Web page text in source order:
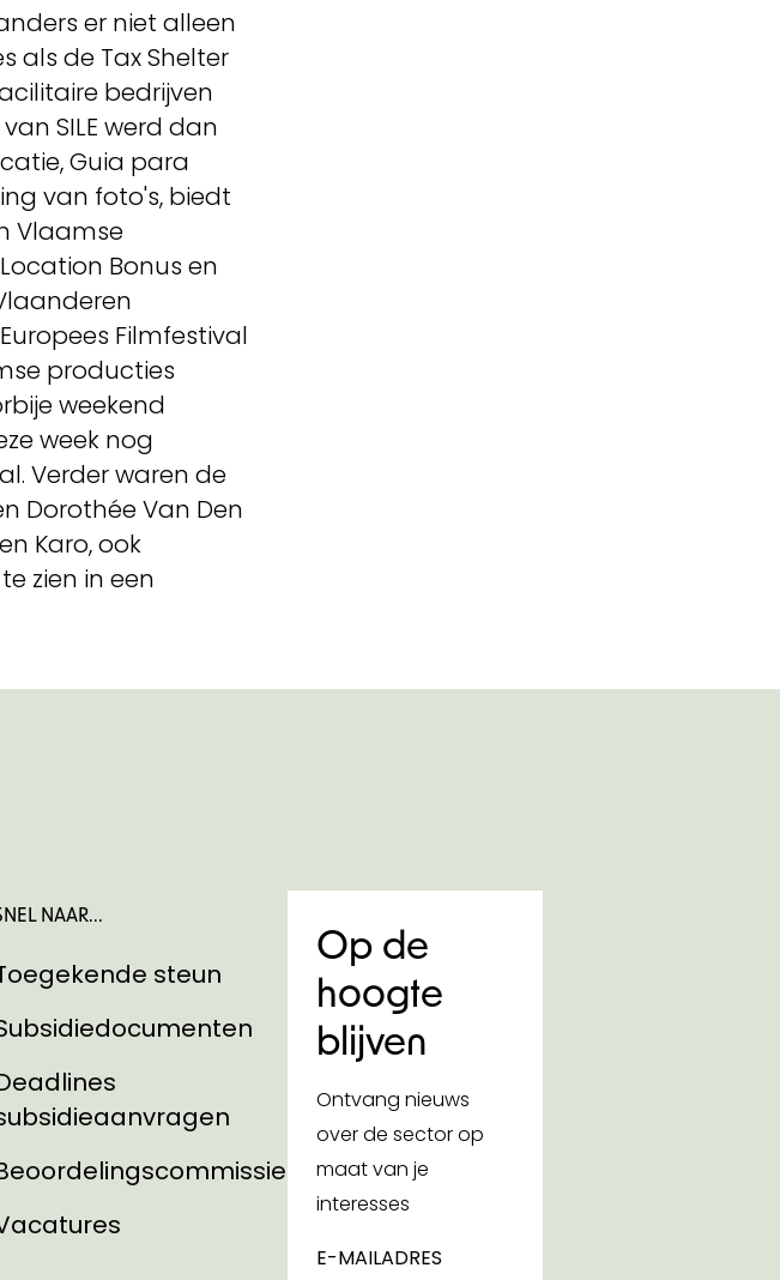
er niet alleen
als de Tax Shelter
bedrijven
SILE werd dan
Guia para
van foto's, biedt
Vlaamse
Bonus en
Filmfestival
producties
weekend
week nog
Verder waren de
Dorothée Van Den
Karo, ook
zien in een
NAAR...
steun
Op de
hoogte
blijven
Ontvang nieuws
over de sector op
maat van je
interesses
E-MAILADRES